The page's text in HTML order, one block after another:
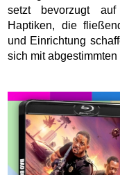
setzt bevorzugt
Haptiken, die
und Einrichtung
sich mit abgestimmten